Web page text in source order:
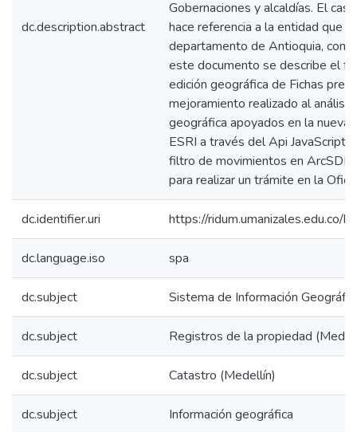
dc.description.abstract
Gobernaciones y alcaldías. El
hace referencia a la entidad que
departamento de Antioquia, con
este documento se describe el
edición geográfica de Fichas
mejoramiento realizado al
geográfica apoyados en la
ESRI a través del Api JavaScript
filtro de movimientos en ArcSDE
para realizar un trámite en la
dc.identifier.uri https://
dc.language.iso spa
dc.subject Sistema de Información
dc.subject Registros de la propiedad
dc.subject Catastro (Medellín)
dc.subject Información geográfica